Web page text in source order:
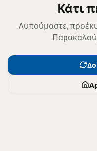
Κάτι
Λυπούμαστε,